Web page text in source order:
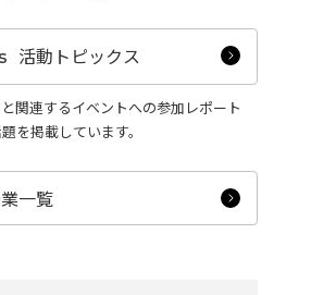
肖像
ス
活動トピックス
関連するイベントへの参加レポート
を掲載しています。
一覧